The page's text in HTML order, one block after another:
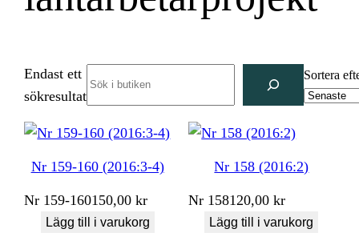
Endast ett
sökresultat
Sortera
Nr 159-160 (2016:3-4)
Nr 159-160150,00kr
Lägg till i varukorg
Nr 158 (2016:2)
Nr 158120,00kr
Lägg till i varukorg